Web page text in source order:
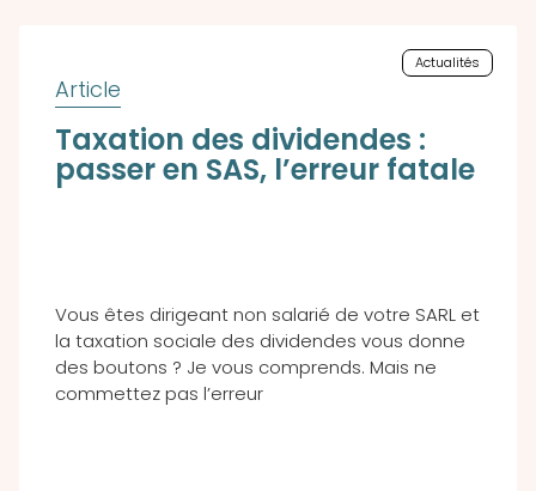
Actualités
Taxation des dividendes :
passer en SAS, l’erreur fatale
Vous êtes dirigeant non salarié de votre SARL et
la taxation sociale des dividendes vous donne
des boutons ? Je vous comprends. Mais ne
commettez pas l’erreur